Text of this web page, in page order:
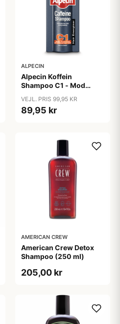
ALPECIN
Alpecin Koffein
Shampoo C1 - Mod
VEJL. PRIS 99,95 KR
89,95 kr
AMERICAN CREW
American Crew Detox
Shampoo (250 ml)
205,00 kr